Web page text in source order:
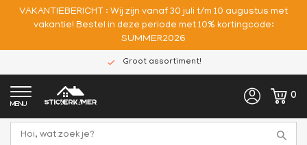
VAKANTIEBERICHT : Wij zijn vanaf 30 juli t/m 10 augustus met
vakantie! Bestel in deze periode met 10% kortingcode:
SUMMER2026
Groot assortiment!
MENU
0